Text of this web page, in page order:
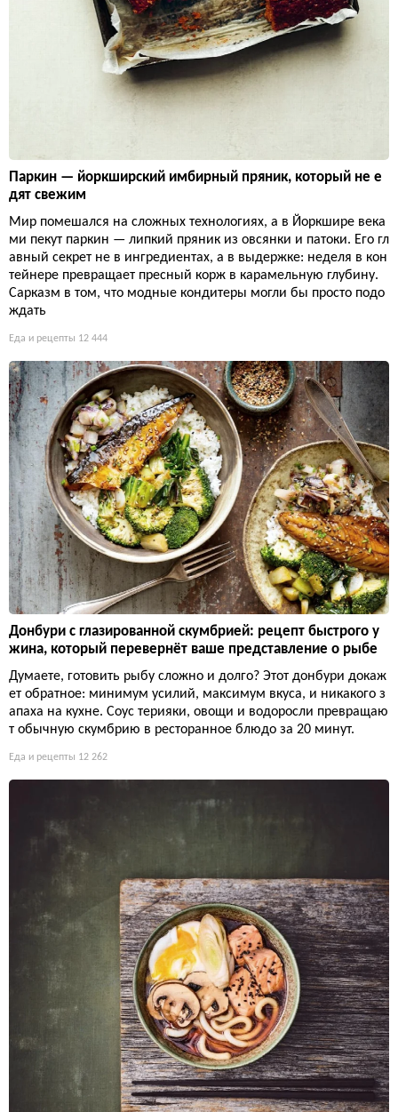
Паркин — йоркширский имбирный пряник, который не е
дят свежим
Мир помешался на сложных технологиях, а в Йоркшире века
ми пекут паркин — липкий пряник из овсянки и патоки. Его гл
авный секрет не в ингредиентах, а в выдержке: неделя в кон
тейнере превращает пресный корж в карамельную глубину.
Сарказм в том, что модные кондитеры могли бы просто подо
ждать
Еда и рецепты 12 444
Донбури с глазированной скумбрией: рецепт быстрого у
жина, который перевернёт ваше представление о рыбе
Думаете, готовить рыбу сложно и долго? Этот донбури докаж
ет обратное: минимум усилий, максимум вкуса, и никакого з
апаха на кухне. Соус терияки, овощи и водоросли превращаю
т обычную скумбрию в ресторанное блюдо за 20 минут.
Еда и рецепты 12 262